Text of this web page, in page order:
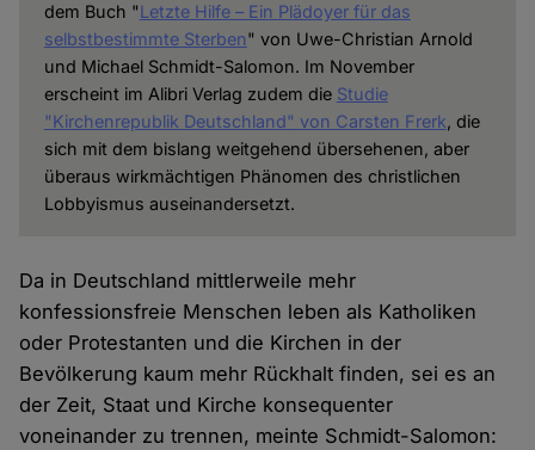
dem Buch "Letzte Hilfe – Ein Plädoyer für das
selbstbestimmte Sterben" von Uwe-Christian Arnold
und Michael Schmidt-Salomon. Im November
erscheint im Alibri Verlag zudem die Studie
"Kirchenrepublik Deutschland" von Carsten Frerk, die
sich mit dem bislang weitgehend übersehenen, aber
überaus wirkmächtigen Phänomen des christlichen
Lobbyismus auseinandersetzt.
Da in Deutschland mittlerweile mehr
konfessionsfreie Menschen leben als Katholiken
oder Protestanten und die Kirchen in der
Bevölkerung kaum mehr Rückhalt finden, sei es an
der Zeit, Staat und Kirche konsequenter
voneinander zu trennen, meinte Schmidt-Salomon: